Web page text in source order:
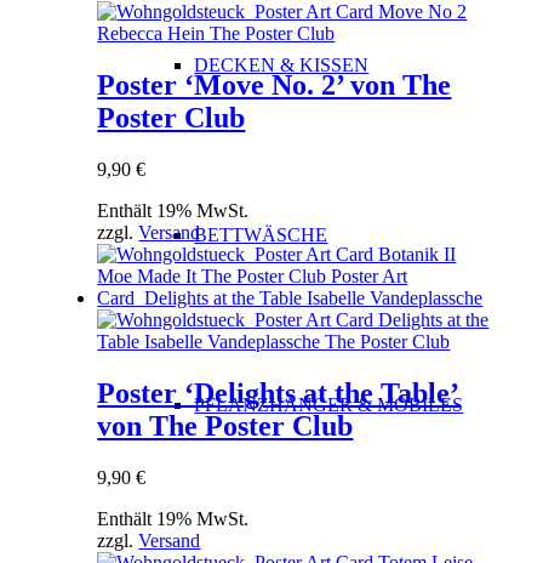
DECKEN & KISSEN
BETTWÄSCHE
PFLANZHÄNGER & MOBILÉS
Poster ‘Move No. 2’ von The
Poster Club
9,90€
Enthält 19% MwSt.
zzgl.Versand
Poster ‘Delights at the Table’
von The Poster Club
9,90€
Enthält 19% MwSt.
zzgl.Versand